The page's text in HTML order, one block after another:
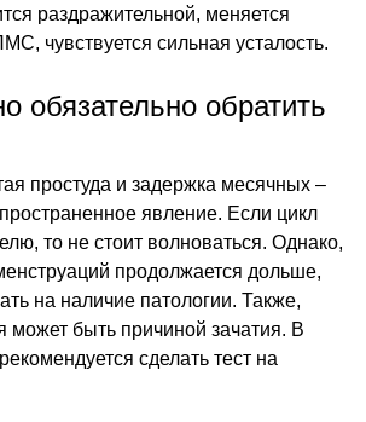
раздражительной, меняется
чувствуется сильная усталость.
обязательно обратить
простуда и задержка месячных –
явление. Если цикл
то не стоит волноваться. Однако,
продолжается дольше,
на наличие патологии. Также,
может быть причиной зачатия. В
сделать тест на